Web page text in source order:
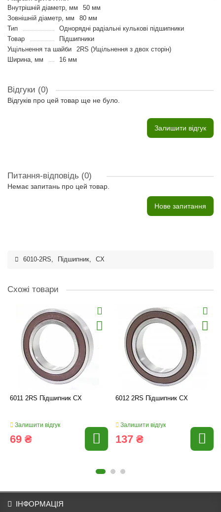
Внутрішній діаметр, мм
50 мм
Зовнішній діаметр, мм
80 мм
Тип
Однорядні радіальні кулькові підшипники
Товар
Підшипники
Ущільнення та шайби
2RS (Ущільнення з двох сторін)
Ширина, мм
16 мм
Відгуки (0)
Відгуків про цей товар ще не було.
Залишити відгук
Питання-відповідь (0)
Немає запитань про цей товар.
Нове запитання
6010-2RS, Підшипник, CX
Схожі товари
6011 2RS Підшипник CX
Залишити відгук
69 ₴
6012 2RS Підшипник CX
Залишити відгук
137 ₴
ІНФОРМАЦІЯ